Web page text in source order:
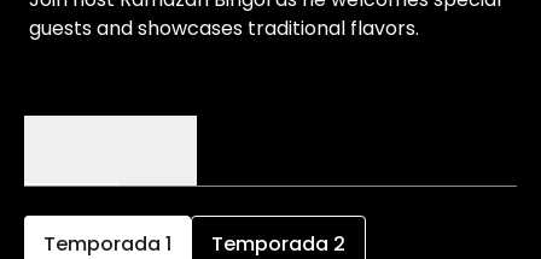
guests and showcases traditional flavors.
Temporada 1 Temporada 2